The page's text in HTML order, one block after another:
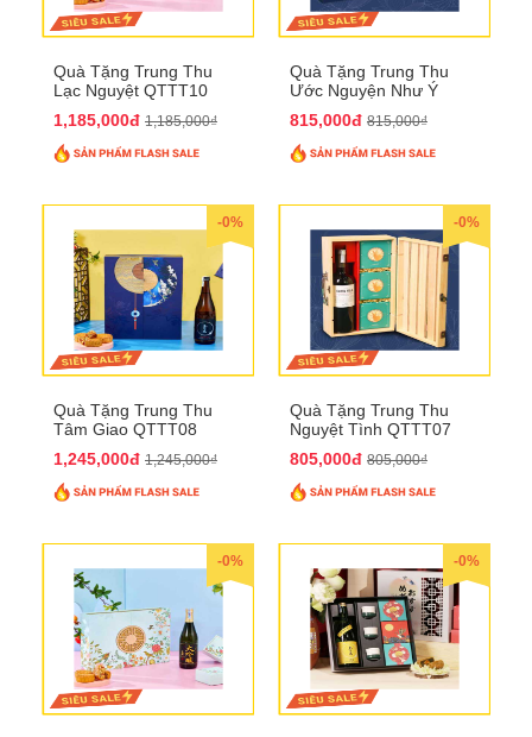
Quà Tặng Trung Thu
Lạc Nguyệt QTTT10
1,185,000đ 1,185,000₫
Quà Tặng Trung Thu
Ước Nguyện Như Ý
815,000đ 815,000₫
-0%
Quà Tặng Trung Thu
Tâm Giao QTTT08
1,245,000đ 1,245,000₫
-0%
Quà Tặng Trung Thu
Nguyệt Tình QTTT07
805,000đ 805,000₫
-0% -0%